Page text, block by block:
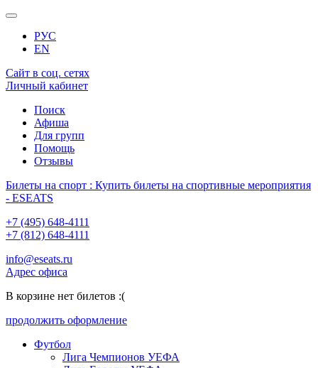
РУС
EN
Сайт в соц. сетях
Личный кабинет
Поиск
Афиша
Для групп
Помощь
Отзывы
Билеты на спорт : Купить билеты на спортивные мероприятия
- ESEATS
+7 (495) 648-4111
+7 (812) 648-4111
info@eseats.ru
Адрес офиса
В корзине нет билетов :(
продолжить оформление
Футбол
Лига Чемпионов УЕФА